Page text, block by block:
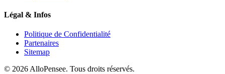
Légal & Infos
Politique de Confidentialité
Partenaires
Sitemap
© 2026 AlloPensee. Tous droits réservés.